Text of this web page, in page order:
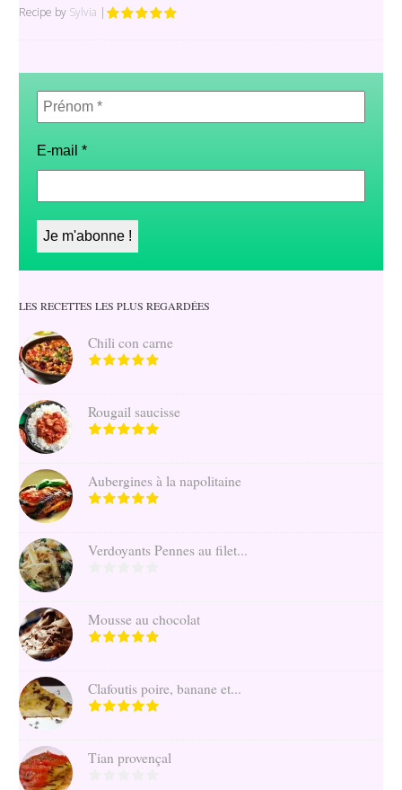
Recipe by Sylvia |
E-mail*
LES RECETTES LES PLUS REGARDÉES
Chili con carne
Rougail saucisse
Aubergines à la napolitaine
Verdoyants Pennes au filet...
Mousse au chocolat
Clafoutis poire, banane et...
Tian provençal